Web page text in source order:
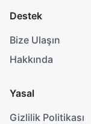
Destek
Bize Ulaşın
Hakkında
Yasal
Gizlilik Politikası